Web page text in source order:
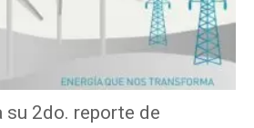
su 2do. reporte de